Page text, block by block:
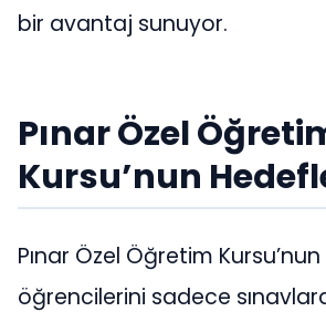
bir avantaj sunuyor.
Pınar Özel
Kursu’nun
Pınar Özel Öğretim
öğrencilerini sadece